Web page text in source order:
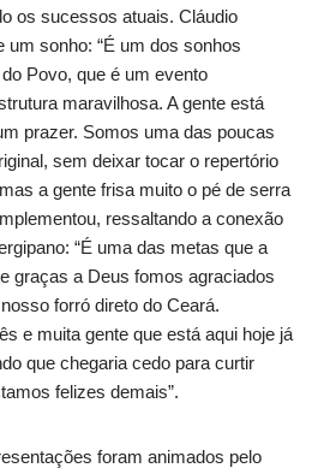
os sucessos atuais. Cláudio
sonho: “É um dos sonhos
Povo, que é um evento
maravilhosa. A gente está
prazer. Somos uma das poucas
sem deixar tocar o repertório
a gente frisa muito o pé de serra
ressaltando a conexão
“É uma das metas que a
graças a Deus fomos agraciados
forró direto do Ceará.
e muita gente que está aqui hoje já
que chegaria cedo para curtir
felizes demais”.
foram animados pelo